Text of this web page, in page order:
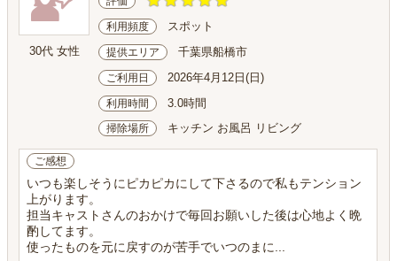
30代 女性
利用頻度 スポット
提供エリア 千葉県船橋市
ご利用日 2026年4月12日(日)
利用時間 3.0時間
掃除場所 キッチン お風呂 リビング
ご感想
いつも楽しそうにピカピカにして下さるので私もテンション
上がります。
担当キャストさんのおかけで毎回お願いした後は心地よく晩
酌してます。
使ったものを元に戻すのが苦手でいつのまに...